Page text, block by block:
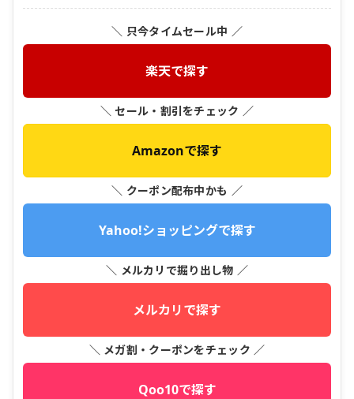
＼ 只今タイムセール中 ／
楽天で探す
＼ セール・割引をチェック ／
Amazonで探す
＼ クーポン配布中かも ／
Yahoo!ショッピングで探す
＼ メルカリで掘り出し物 ／
メルカリで探す
＼ メガ割・クーポンをチェック ／
Qoo10で探す